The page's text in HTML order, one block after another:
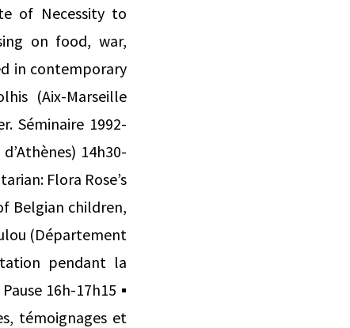
of Necessity to
on food, war,
in contemporary
(Aix-Marseille
Séminaire 1992-
14h30-
Flora Rose’s
Belgian children,
(Département
pendant la
16h-17h15 ▪
témoignages et